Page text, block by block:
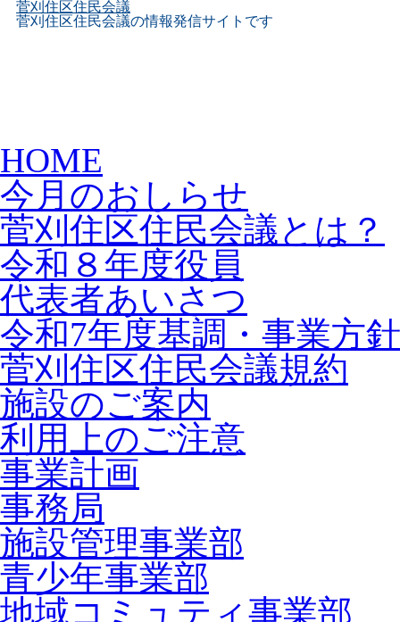
菅刈住区住民会議
菅刈住区住民会議の情報発信サイトです
Skip
to
content
HOME
今月のおしらせ
菅刈住区住民会議とは？
令和８年度役員
代表者あいさつ
令和7年度基調・事業方針
菅刈住区住民会議規約
施設のご案内
利用上のご注意
事業計画
事務局
施設管理事業部
青少年事業部
地域コミュティ事業部